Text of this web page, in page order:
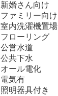
新婚さん向け
ファミリー向け
室内洗濯機置場
フローリング
公営水道
公共下水
オール電化
電気有
照明器具付き